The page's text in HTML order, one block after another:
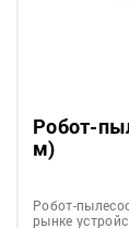
Робот-
м)
Робот-
рынке